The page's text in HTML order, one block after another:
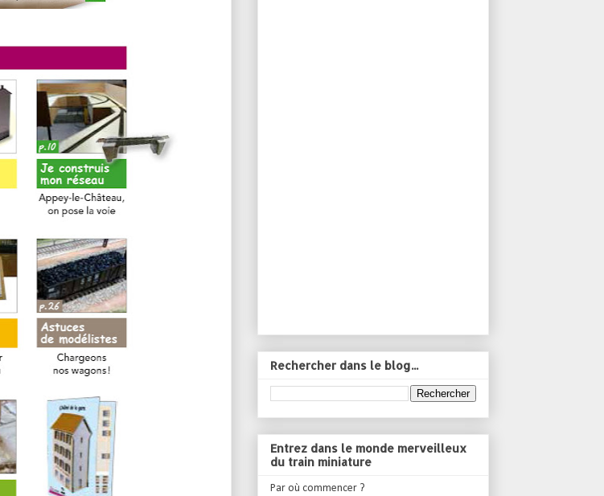
Rechercher dans le blog...
Entrez dans le monde merveilleux
du train miniature
Par où commencer ?